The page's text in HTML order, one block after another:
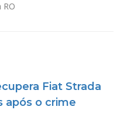
RO
Fiat Strada
após o crime